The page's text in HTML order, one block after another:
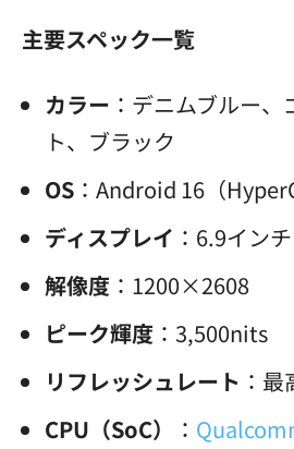
主要スペック一覧
カラー ：デニムブルー
ト、ブラック
OS ：Android 16（
ディスプレイ ：6.9イン
解像度 ：1200×2608
ピーク輝度 ：3,500nits
リフレッシュレート ：
CPU（SoC）
：